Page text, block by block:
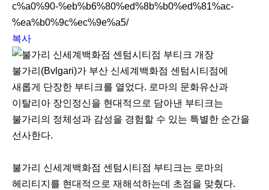
c%a0%90-%eb%b6%80%ed%8b%b0%ed%81%ac-
%ea%b0%9c%ec%9e%a5/
복사
불가리(Bvlgari)가 부산 신세계백화점 센텀시티점에
새롭게 단장한 부티크를 열었다. 로마의 문화유산과
이탈리아 장인정신을 현대적으로 담아낸 부티크는
불가리의 정체성과 감성을 경험할 수 있는 특별한 순간을
선사한다.
불가리 신세계백화점 센텀시티점 부티크는 로마의
헤리티지를 현대적으로 재해석하는데 초점을 맞췄다.